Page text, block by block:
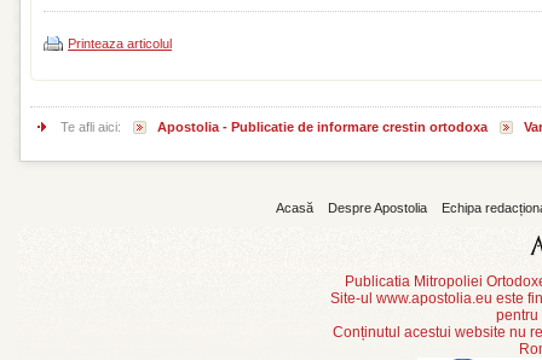
Printeaza articolul
Te afli aici: Apostolia - Publicatie de informare crestin ortodoxa
Acasă Despre Apostolia Echipa
Publicatia Mitropoliei
Site-ul www.apostolia.eu este
pentru
Conținutul acestui website nu